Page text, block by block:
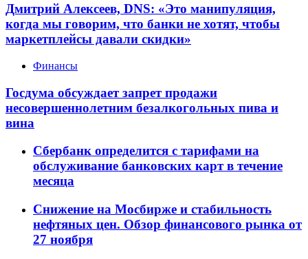
Дмитрий Алексеев, DNS: «Это манипуляция,
когда мы говорим, что банки не хотят, чтобы
маркетплейсы давали скидки»
Финансы
Госдума обсуждает запрет продажи
несовершеннолетним безалкогольных пива и
вина
Сбербанк определится с тарифами на
обслуживание банковских карт в течение
месяца
Снижение на Мосбирже и стабильность
нефтяных цен. Обзор финансового рынка от
27 ноября